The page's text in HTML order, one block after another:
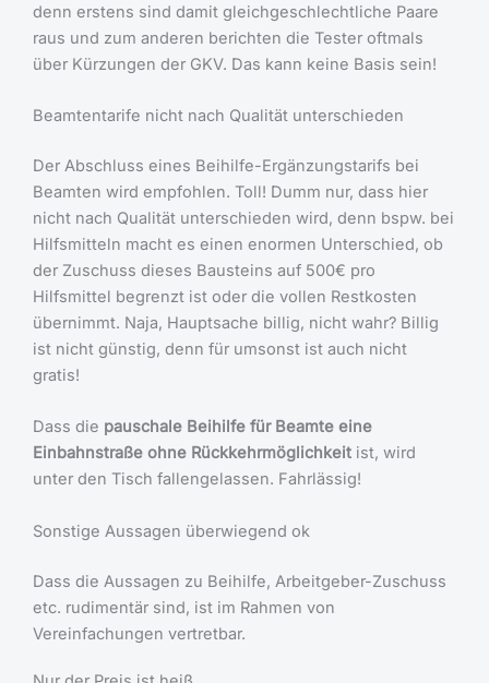
denn erstens sind damit gleichgeschlechtliche Paare
raus und zum anderen berichten die Tester oftmals
über Kürzungen der GKV. Das kann keine Basis sein!
Beamtentarife nicht nach Qualität unterschieden
Der Abschluss eines Beihilfe-Ergänzungstarifs bei
Beamten wird empfohlen. Toll! Dumm nur, dass hier
nicht nach Qualität unterschieden wird, denn bspw. bei
Hilfsmitteln macht es einen enormen Unterschied, ob
der Zuschuss dieses Bausteins auf 500€ pro
Hilfsmittel begrenzt ist oder die vollen Restkosten
übernimmt. Naja, Hauptsache billig, nicht wahr? Billig
ist nicht günstig, denn für umsonst ist auch nicht
gratis!
Dass die pauschale Beihilfe für Beamte eine
Einbahnstraße ohne Rückkehrmöglichkeit ist, wird
unter den Tisch fallengelassen. Fahrlässig!
Sonstige Aussagen überwiegend ok
Dass die Aussagen zu Beihilfe, Arbeitgeber-Zuschuss
etc. rudimentär sind, ist im Rahmen von
Vereinfachungen vertretbar.